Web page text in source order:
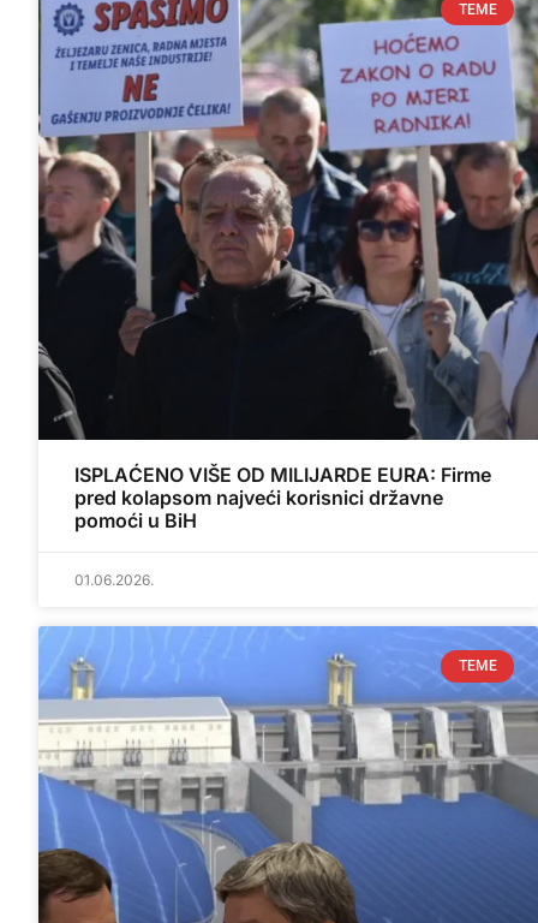
TEME
ISPLAĆENO VIŠE OD MILIJARDE EURA: Firme
pred kolapsom najveći korisnici državne
pomoći u BiH
01.06.2026.
TEME